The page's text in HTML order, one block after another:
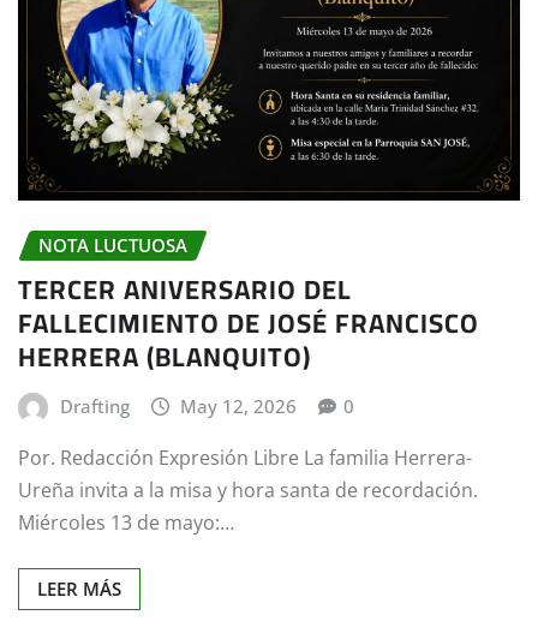
NOTA LUCTUOSA
TERCER ANIVERSARIO DEL
FALLECIMIENTO DE JOSÉ FRANCISCO
HERRERA (BLANQUITO)
Drafting May 12, 2026 0
Por. Redacción Expresión Libre La familia Herrera-
Ureña invita a la misa y hora santa de recordación.
Miércoles 13 de mayo:…
LEER MÁS